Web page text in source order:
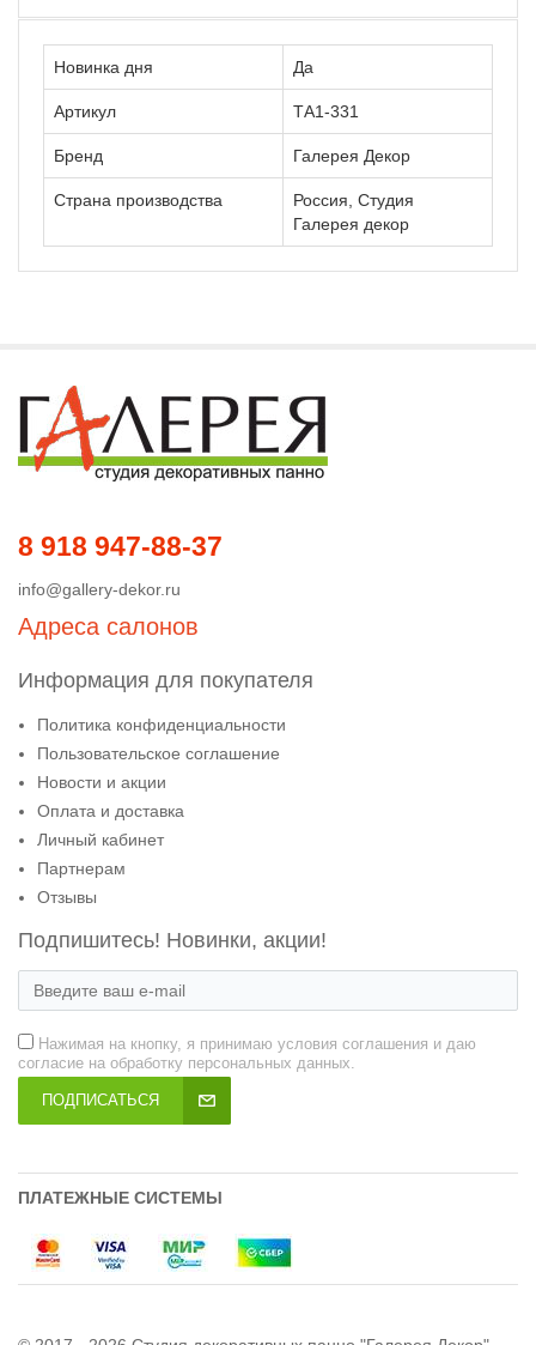
Новинка дня Да
Артикул ТА1-331
Бренд Галерея Декор
Страна производства
Россия, Студия
Галерея декор
8 918 947-88-37
info@gallery-dekor.ru
Адреса салонов
Информация для покупателя
Политика конфиденциальности
Пользовательское соглашение
Новости и акции
Оплата и доставка
Личный кабинет
Партнерам
Отзывы
Подпишитесь! Новинки, акции!
Нажимая на кнопку, я принимаю условия соглашения и даю
согласие на обработку персональных данных.
ПОДПИСАТЬСЯ
ПЛАТЕЖНЫЕ СИСТЕМЫ